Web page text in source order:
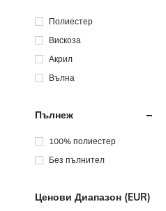
Полиестер
Вискоза
Акрил
Вълна
Пълнеж
100% полиестер
Без пълнител
Ценови Диапазон (EUR)